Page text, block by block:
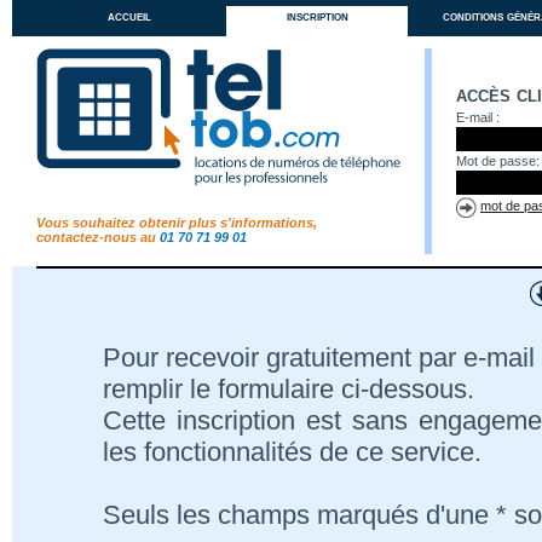
accueil inscription conditions
Vous souhaitez obtenir plus s'informations,
contactez-nous au 01 70 71 99 01
accès
E-mail :
Mot de passe:
mot de
Pour recevoir gratuitement par e-
remplir le formulaire ci-dessous.
Cette inscription est sans
les fonctionnalités de ce service.
Seuls les champs marqués d'une *